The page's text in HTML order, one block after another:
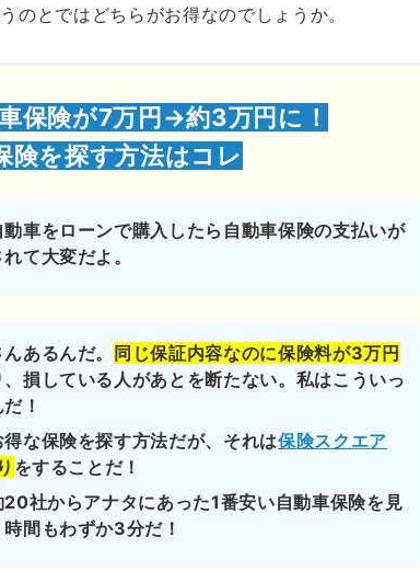
のとではどちらがお得なのでしょうか。
保険が7万円→約3万円に！
険を探す方法はコレ
車をローンで購入したら自動車保険の支払いが
て大変だよ。
あるんだ。
同じ保証内容なのに保険料が3万円
損している人があとを断たない。私はこういっ
！
な保険を探す方法だが、それは保険スクエア
をすることだ！
社からアナタにあった1番安い自動車保険を見
間もわずか3分だ！